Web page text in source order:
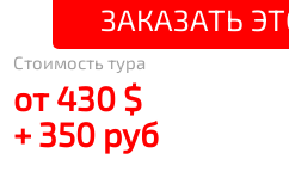
ЗАКАЗАТЬ
Стоимость тура
от 430 $
+ 350 руб